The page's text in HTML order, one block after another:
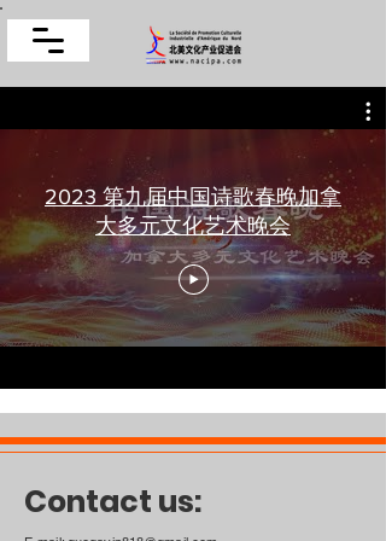
2023 第九届中国诗歌春晚加拿
大多元文化艺术晚会
Contact us: